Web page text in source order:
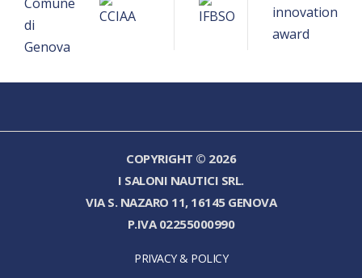
COPYRIGHT © 2026
I SALONI NAUTICI SRL.
VIA S. NAZARO 11, 16145 GENOVA
P.IVA 02255000990
PRIVACY & POLICY